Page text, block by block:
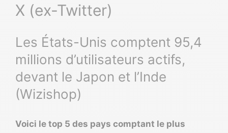
X (ex-Twitter)
Les États-Unis comptent 95,4
millions d’utilisateurs actifs,
devant le Japon et l’Inde
(Wizishop)
Voici le top 5 des pays comptant le plus